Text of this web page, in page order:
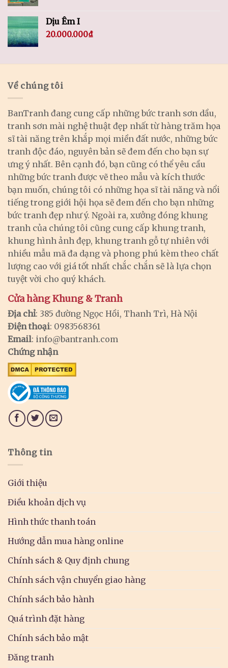
Dịu Êm I
20.000.000₫
Về chúng tôi
BanTranh đang cung cấp những bức tranh sơn dầu,
tranh sơn mài nghệ thuật đẹp nhất từ hàng trăm họa
sĩ tài năng trên khắp mọi miền đất nước, những bức
tranh độc đáo, nguyên bản sẽ đem đến cho bạn sự
ưng ý nhất. Bên cạnh đó, bạn cũng có thể yêu cầu
những bức tranh được vẽ theo mẫu và kích thước
bạn muốn, chúng tôi có những họa sĩ tài năng và nổi
tiếng trong giới hội họa sẽ đem đến cho bạn những
bức tranh đẹp như ý. Ngoài ra, xưởng đóng khung
tranh của chúng tôi cũng cung cấp khung tranh,
khung hình ảnh đẹp, khung tranh gỗ tự nhiên với
nhiều mẫu mã đa dạng và phong phú kèm theo chất
lượng cao với giá tốt nhất chắc chắn sẽ là lựa chọn
tuyệt vời cho quý khách.
Cửa hàng Khung & Tranh
Địa chỉ: 385 đường Ngọc Hồi, Thanh Trì, Hà Nội
Điện thoại: 0983568361
Email: info@bantranh.com
Chứng nhận
Thông tin
Giới thiệu
Điều khoản dịch vụ
Hình thức thanh toán
Hướng dẫn mua hàng online
Chính sách & Quy định chung
Chính sách vận chuyển giao hàng
Chính sách bảo hành
Quá trình đặt hàng
Chính sách bảo mật
Đăng tranh